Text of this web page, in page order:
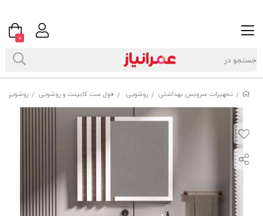
/ تجهیزات سرویس بهداشتی / روشویی / فول ست کابینت و روشویی / روشویی
0